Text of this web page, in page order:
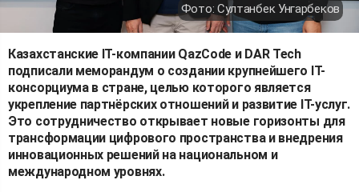
Фото: Султанбек Унгарбеков
Казахстанские IT-компании QazCode и DAR Tech
подписали меморандум о создании крупнейшего IT-
консорциума в стране, целью которого является
укрепление партнёрских отношений и развитие IT-услуг.
Это сотрудничество открывает новые горизонты для
трансформации цифрового пространства и внедрения
инновационных решений на национальном и
международном уровнях.